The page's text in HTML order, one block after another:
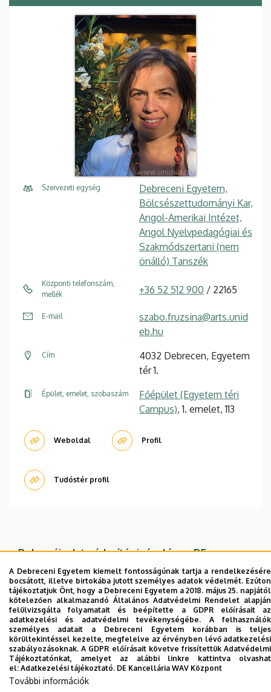
Szervezeti egység
Debreceni Egyetem,
Bölcsészettudományi Kar,
Angol-Amerikai Intézet,
Angol Nyelvpedagógiai és
Szakmódszertani (nem
önálló) Tanszék
Központi telefonszám,
mellék
+36 52 512 900 / 22165
E-mail
szabo.fruzsina@arts.unid
eb.hu
Cím
4032 Debrecen, Egyetem
tér 1.
Épület, emelet, szobaszám
Főépület (Egyetem téri
Campus), 1. emelet, 113
Weboldal Profil
Tudóstér profil
Dolgozói adatmódosítás igénylése a DE
telefonkönyvében|Külső személyek rögzítése a
DE telefonkönyvében|Súgó|Hibabejelentés
A Debreceni Egyetem kiemelt fontosságúnak tartja a rendelkezésére
bocsátott, illetve birtokába jutott személyes adatok védelmét. Ezúton
tájékoztatjuk Önt, hogy a Debreceni Egyetem a 2018. május 25. napjától
kötelezően alkalmazandó Általános Adatvédelmi Rendelet alapján
felülvizsgálta folyamatait és beépítette a GDPR előírásait az
adatkezelési és adatvédelmi tevékenységébe. A felhasználók
személyes adatait a Debreceni Egyetem korábban is teljes
körültekintéssel kezelte, megfelelve az érvényben lévő adatkezelési
szabályozásoknak. A GDPR előírásait követve frissítettük Adatvédelmi
Tájékoztatónkat, amelyet az alábbi linkre kattintva olvashat
el: Adatkezelési tájékoztató. DE Kancellária WAV Központ
További információk